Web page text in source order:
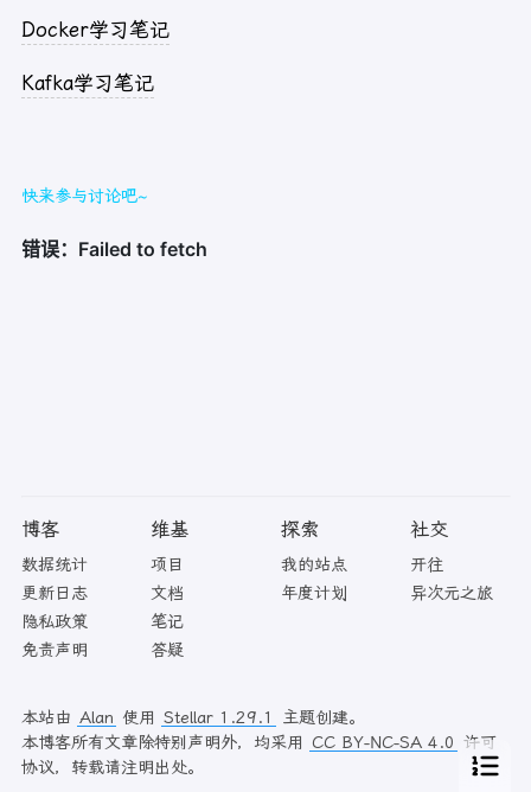
Docker学习笔记
Kafka学习笔记
快来参与讨论吧~
博客
数据统计
更新日志
隐私政策
免责声明
维基
项目
文档
笔记
答疑
探索
我的站点
年度计划
社交
开往
异次元之旅
本站由 Alan 使用 Stellar 1.29.1
主题创建。
本博客所有文章除特别声明外，均采用
CC BY-NC-SA 4.0 许可
协议，转载请注明出处。